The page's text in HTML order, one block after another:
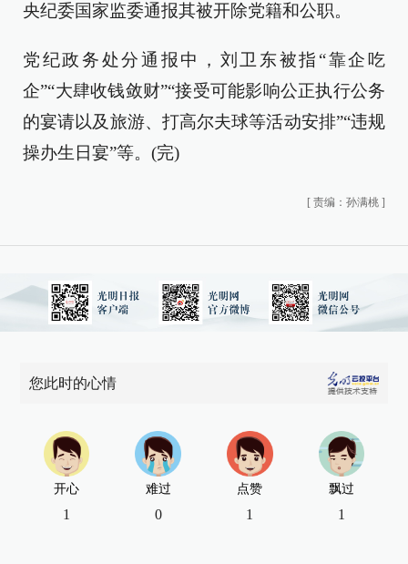
央纪委国家监委通报其被开除党籍和公职。
党纪政务处分通报中，刘卫东被指“靠企吃
企”“大肆收钱敛财”“接受可能影响公正执行公务
的宴请以及旅游、打高尔夫球等活动安排”“违规
操办生日宴”等。(完)
[ 责编：孙满桃 ]
您此时的心情
开心
1
难过
0
点赞
1
飘过
1